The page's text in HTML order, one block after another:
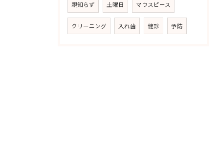
親知らず 土曜日 マウスピース
クリーニング 入れ歯 健診 予防